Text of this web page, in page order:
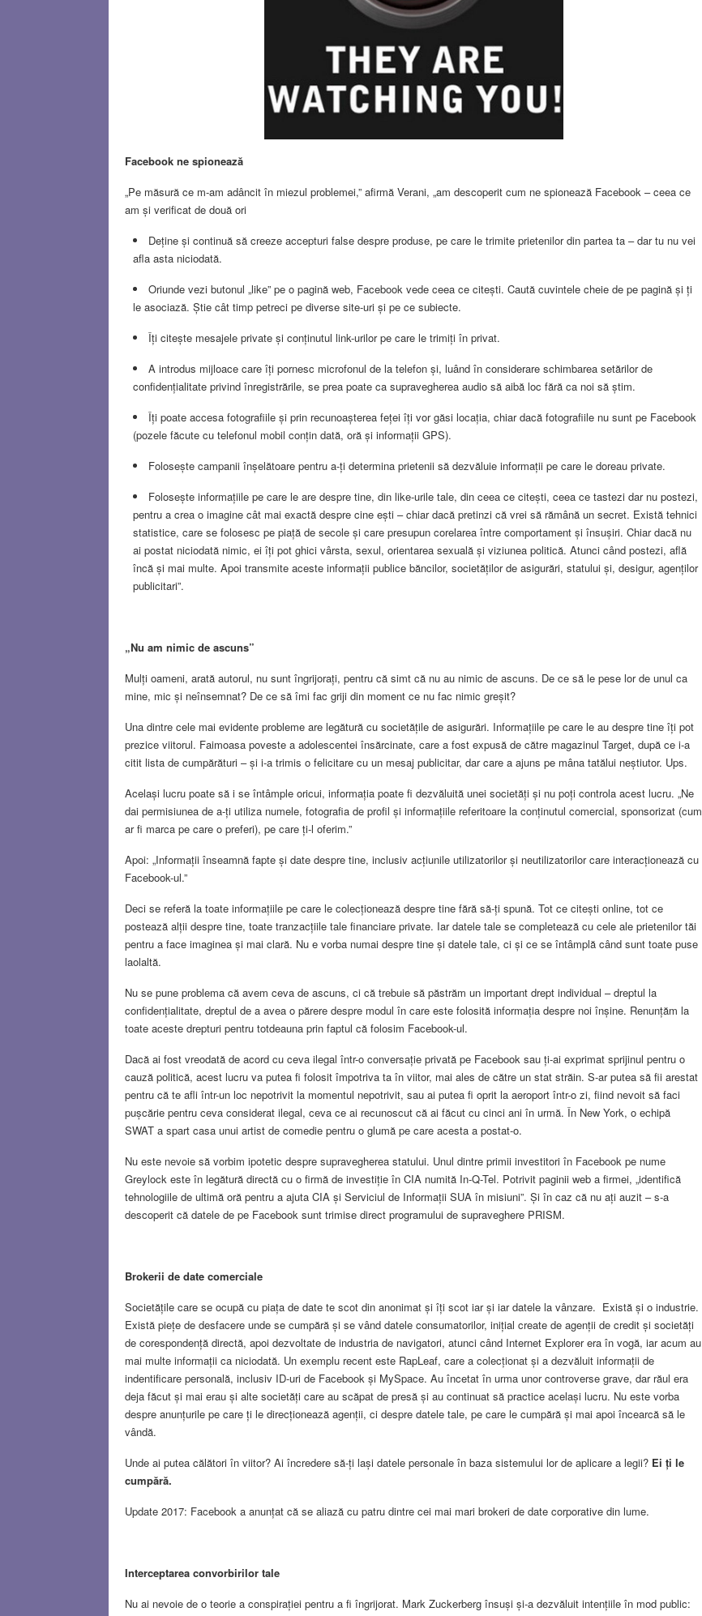
Facebook ne spionează
„Pe măsură ce m-am adâncit în miezul problemei,” afirmă Verani, „am descoperit cum ne spionează Facebook – ceea ce
am și verificat de două ori
Deține și continuă să creeze accepturi false despre produse, pe care le trimite prietenilor din partea ta – dar tu nu vei
afla asta niciodată.
Oriunde vezi butonul „like” pe o pagină web, Facebook vede ceea ce citești. Caută cuvintele cheie de pe pagină și ți
le asociază. Știe cât timp petreci pe diverse site-uri și pe ce subiecte.
Îți citește mesajele private și conținutul link-urilor pe care le trimiți în privat.
A introdus mijloace care îți pornesc microfonul de la telefon și, luând în considerare schimbarea setărilor de
confidențialitate privind înregistrările, se prea poate ca supravegherea audio să aibă loc fără ca noi să știm.
Îți poate accesa fotografiile și prin recunoașterea feței îți vor găsi locația, chiar dacă fotografiile nu sunt pe Facebook
(pozele făcute cu telefonul mobil conțin dată, oră și informații GPS).
Folosește campanii înșelătoare pentru a-ți determina prietenii să dezvăluie informații pe care le doreau private.
Folosește informațiile pe care le are despre tine, din like-urile tale, din ceea ce citești, ceea ce tastezi dar nu postezi,
pentru a crea o imagine cât mai exactă despre cine ești – chiar dacă pretinzi că vrei să rămână un secret. Există tehnici
statistice, care se folosesc pe piață de secole și care presupun corelarea între comportament și însușiri. Chiar dacă nu
ai postat niciodată nimic, ei îți pot ghici vârsta, sexul, orientarea sexuală și viziunea politică. Atunci când postezi, află
încă și mai multe. Apoi transmite aceste informații publice băncilor, societăților de asigurări, statului și, desigur, agenților
publicitari”.
„Nu am nimic de ascuns”
Mulți oameni, arată autorul, nu sunt îngrijorați, pentru că simt că nu au nimic de ascuns. De ce să le pese lor de unul ca
mine, mic și neînsemnat? De ce să îmi fac griji din moment ce nu fac nimic greșit?
Una dintre cele mai evidente probleme are legătură cu societățile de asigurări. Informațiile pe care le au despre tine îți pot
prezice viitorul. Faimoasa poveste a adolescentei însărcinate, care a fost expusă de către magazinul Target, după ce i-a
citit lista de cumpărături – și i-a trimis o felicitare cu un mesaj publicitar, dar care a ajuns pe mâna tatălui neștiutor. Ups.
Același lucru poate să i se întâmple oricui, informația poate fi dezvăluită unei societăți și nu poți controla acest lucru. „Ne
dai permisiunea de a-ți utiliza numele, fotografia de profil și informațiile referitoare la conținutul comercial, sponsorizat (cum
ar fi marca pe care o preferi), pe care ți-l oferim.”
Apoi: „Informații înseamnă fapte și date despre tine, inclusiv acțiunile utilizatorilor și neutilizatorilor care interacționează cu
Facebook-ul.”
Deci se referă la toate informațiile pe care le colecționează despre tine fără să-ți spună. Tot ce citești online, tot ce
postează alții despre tine, toate tranzacțiile tale financiare private. Iar datele tale se completează cu cele ale prietenilor tăi
pentru a face imaginea și mai clară. Nu e vorba numai despre tine și datele tale, ci și ce se întâmplă când sunt toate puse
laolaltă.
Nu se pune problema că avem ceva de ascuns, ci că trebuie să păstrăm un important drept individual – dreptul la
confidențialitate, dreptul de a avea o părere despre modul în care este folosită informația despre noi înșine. Renunțăm la
toate aceste drepturi pentru totdeauna prin faptul că folosim Facebook-ul.
Dacă ai fost vreodată de acord cu ceva ilegal într-o conversație privată pe Facebook sau ți-ai exprimat sprijinul pentru o
cauză politică, acest lucru va putea fi folosit împotriva ta în viitor, mai ales de către un stat străin. S-ar putea să fii arestat
pentru că te afli într-un loc nepotrivit la momentul nepotrivit, sau ai putea fi oprit la aeroport într-o zi, fiind nevoit să faci
pușcărie pentru ceva considerat ilegal, ceva ce ai recunoscut că ai făcut cu cinci ani în urmă. În New York, o echipă
SWAT a spart casa unui artist de comedie pentru o glumă pe care acesta a postat-o.
Nu este nevoie să vorbim ipotetic despre supravegherea statului. Unul dintre primii investitori în Facebook pe nume
Greylock este în legătură directă cu o firmă de investiție în CIA numită In-Q-Tel. Potrivit paginii web a firmei, „identifică
tehnologiile de ultimă oră pentru a ajuta CIA și Serviciul de Informații SUA în misiuni”. Și în caz că nu ați auzit – s-a
descoperit că datele de pe Facebook sunt trimise direct programului de supraveghere PRISM.
Brokerii de date comerciale
Societățile care se ocupă cu piața de date te scot din anonimat și îți scot iar și iar datele la vânzare. Există și o industrie.
Există piețe de desfacere unde se cumpără și se vând datele consumatorilor, inițial create de agenții de credit și societăți
de corespondență directă, apoi dezvoltate de industria de navigatori, atunci când Internet Explorer era în vogă, iar acum au
mai multe informații ca niciodată. Un exemplu recent este RapLeaf, care a colecționat și a dezvăluit informații de
indentificare personală, inclusiv ID-uri de Facebook și MySpace. Au încetat în urma unor controverse grave, dar răul era
deja făcut și mai erau și alte societăți care au scăpat de presă și au continuat să practice același lucru. Nu este vorba
despre anunțurile pe care ți le direcționează agenții, ci despre datele tale, pe care le cumpără și mai apoi încearcă să le
vândă.
Unde ai putea călători în viitor? Ai încredere să-ți lași datele personale în baza sistemului lor de aplicare a legii? Ei ți le
cumpără.
Update 2017: Facebook a anunțat că se aliază cu patru dintre cei mai mari brokeri de date corporative din lume.
Interceptarea convorbirilor tale
Nu ai nevoie de o teorie a conspirației pentru a fi îngrijorat. Mark Zuckerberg însuși și-a dezvăluit intențiile în mod public: